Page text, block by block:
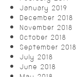
January 2019
December 2018
November 2018
October 2018
September 2018
July 2018
June 2018